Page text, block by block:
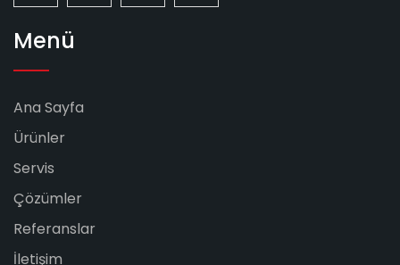
Menü
Ana Sayfa
Ürünler
Servis
Çözümler
Referanslar
İletişim